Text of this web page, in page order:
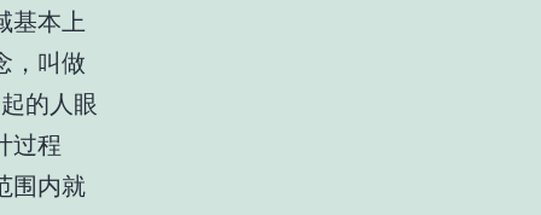
基本上
，叫做
的人眼
过程
围内就